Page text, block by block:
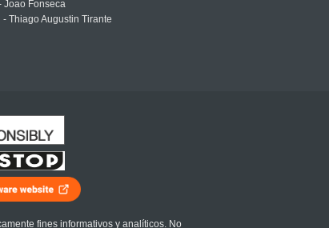
Joao Fonseca
Thiago Augustin Tirante
fines informativos y analíticos. No